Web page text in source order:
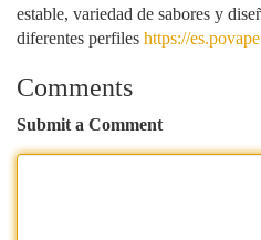
estable, variedad de sabores y
diferentes perfiles https://
Comments
Submit a Comment